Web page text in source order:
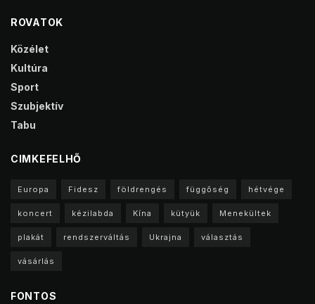
ROVATOK
Közélet
Kultúra
Sport
Szubjektív
Tabu
CIMKEFELHŐ
Europa Fidesz földrengés függőség hétvége
koncert kézilabda Kína kütyük Menekültek
plakát rendszerváltás Ukrajna választás
vásárlás
FONTOS